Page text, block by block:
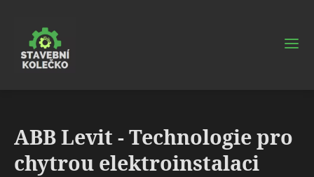
ABB Levit - Technologie pro
chytrou elektroinstalaci